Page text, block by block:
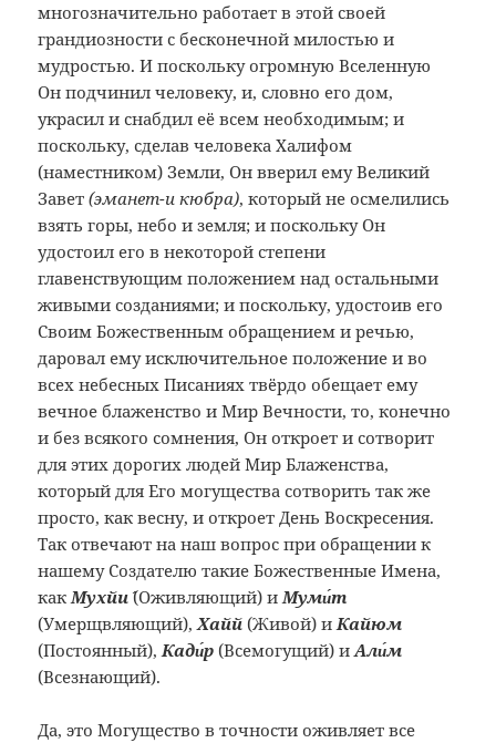
многозначительно работает в этой своей
грандиозности с бесконечной милостью и
мудростью. И поскольку огромную Вселенную
Он подчинил человеку, и, словно его дом,
украсил и снабдил её всем необходимым; и
поскольку, сделав человека Халифом
(наместником) Земли, Он вверил ему Великий
Завет(эманет-и кюбра), который не осмелились
взять горы, небо и земля; и поскольку Он
удостоил его в некоторой степени
главенствующим положением над остальными
живыми созданиями; и поскольку, удостоив его
Своим Божественным обращением и речью,
даровал ему исключительное положение и во
всех небесных Писаниях твёрдо обещает ему
вечное блаженство и Мир Вечности, то, конечно
и без всякого сомнения, Он откроет и сотворит
для этих дорогих людей Мир Блаженства,
который для Его могущества сотворить так же
просто, как весну, и откроет День Воскресения.
Так отвечают на наш вопрос при обращении к
нашему Создателю такие Божественные Имена,
какМухйи´ (Оживляющий) иМуми́т
(Умерщвляющий),Хайй (Живой) иКайюм
(Постоянный),Кaди́р (Всемогущий) иАли́м
(Всезнающий).
Да, это Могущество в точности оживляет все